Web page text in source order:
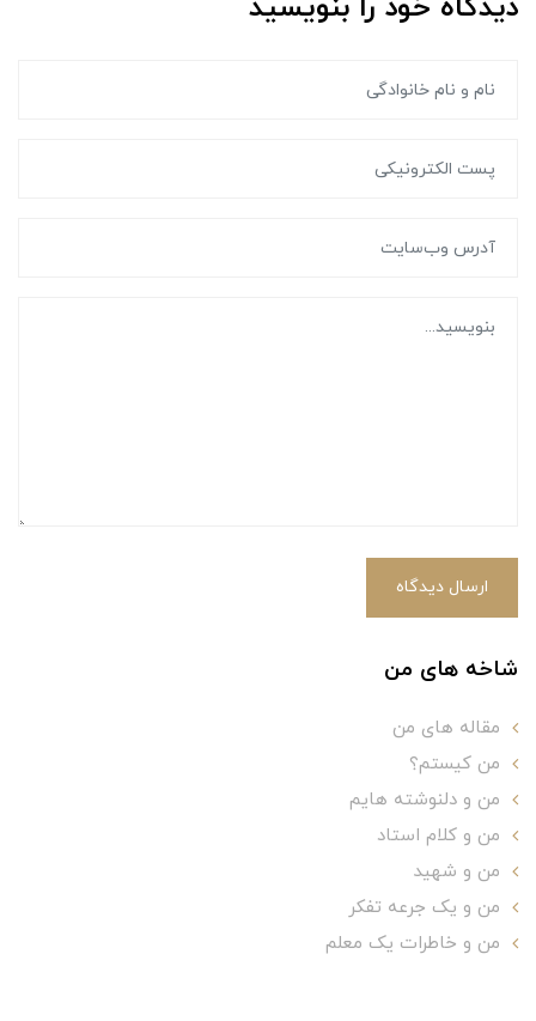
دیدگاه خود را بنویسید
ارسال دیدگاه
شاخه های من
مقاله های من
من کیستم؟
من و دلنوشته هایم
من و کلام استاد
من و شهید
من و یک جرعه تفکر
من و خاطرات یک معلم